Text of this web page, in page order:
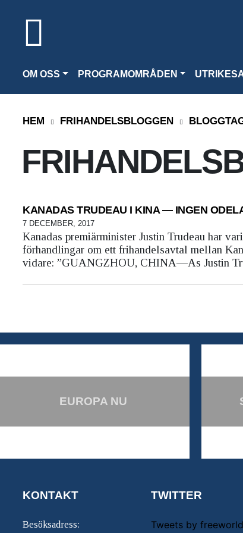
OM OSS PROGRAMOMRÅDEN
HEM FRIHANDELSBLOGGEN
KANADAS TRUDEAU I KINA — INGEN
7 DECEMBER, 2017
Kanadas premiärminister Justin Trudeau har
förhandlingar om ett frihandelsavtal mellan
vidare: ”GUANGZHOU, CHINA—As Justin
EUROPA NU
KONTAKT
Besöksadress:
TWITTER
Tweets by